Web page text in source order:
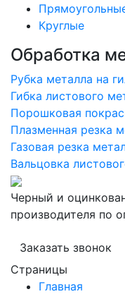
Круглые
Обработка
Рубка металла на
Гибка листового
Порошковая
Плазменная резка
Газовая резка
Вальцовка
Черный и
производителя по
Заказать звонок
Страницы
Главная